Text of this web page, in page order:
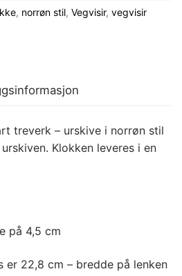
, norrøn stil, Vegvisir, vegvisir
treverk – urskive i norrøn stil
Klokken leveres i en
på 4,5 cm
er 22,8 cm – bredde på lenken